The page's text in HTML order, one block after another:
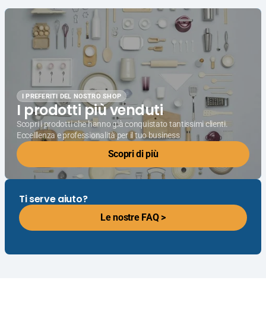
I PREFERITI DEL NOSTRO SHOP
I prodotti più venduti
Scopri i prodotti che hanno già conquistato tantissimi clienti.
Eccelllenza e professionalità per il tuo business
Scopri di più
Ti serve aiuto?
Le nostre FAQ >